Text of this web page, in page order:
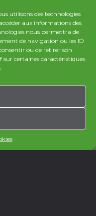
utilisons des technologies
aux informations des
nous permettra de
de navigation ou les ID
ou de retirer son
certaines caractéristiques
necessary.